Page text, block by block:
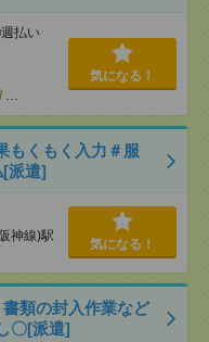
払い
/ …
気になる！
もくもく入力＃服
派遣]
神線)駅
気になる！
類の封入作業など
〇[派遣]